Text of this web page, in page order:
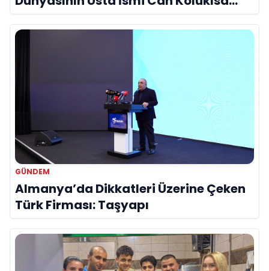
Hayatını Kaybetti
GÜNDEM
Almanya’da Dikkatleri Üzerine Çeken
Türk Firması: Taşyapı